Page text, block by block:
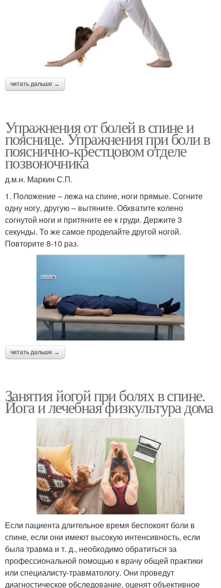
читать дальше →
Упражнения от болей в спине и
пояснице. Упражнения при боли в
пояснично-крестцовом отделе
позвоночника
д.м.н. Маркин С.П.
1. Положение – лежа на спине, ноги прямые. Согните
одну ногу, другую – вытяните. Обхватите колено
согнутой ноги и притяните ее к груди. Держите 3
секунды. То же самое проделайте другой ногой.
Повторите 8-10 раз.
читать дальше →
Занятия йогой при болях в спине.
Йога и лечебная физкультура дома
Если пациента длительное время беспокоят боли в
спине, если они имеют высокую интенсивность, если
была травма и т. д., необходимо обратиться за
профессиональной помощью к врачу общей практики
или специалисту-травматологу. Они проведут
диагностическое обследование, оценят объективное